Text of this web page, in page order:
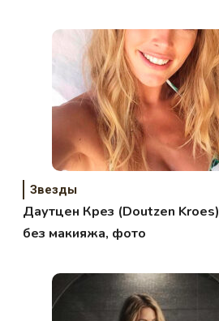
Звезды
Даутцен Крез (Doutzen Kroes)
без макияжа, фото